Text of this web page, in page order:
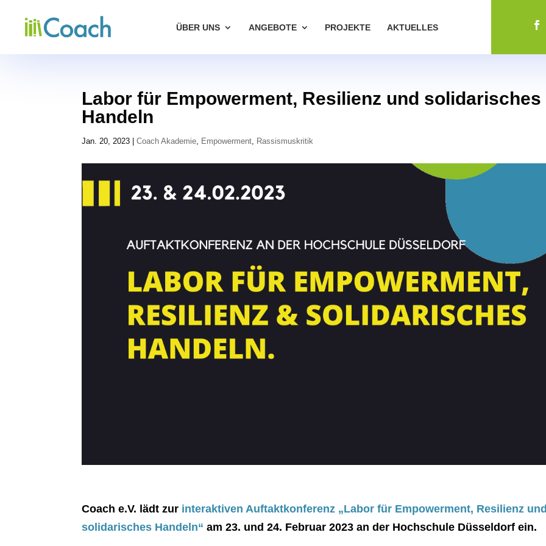
ÜBER UNS ANGEBOTE PROJEKTE AKTUELLES
Labor für Empowerment, Resilienz und solidarisches
Handeln
Jan. 20, 2023 |Coach Akademie, Empowerment, Rassismuskritik
Coach e.V. lädt zur interaktiven Auftaktkonferenz „Labor für Empowerment, Resilienz
solidarisches Handeln“ am 23. und 24. Februar 2023 an der Hochschule Düsseldorf ein.